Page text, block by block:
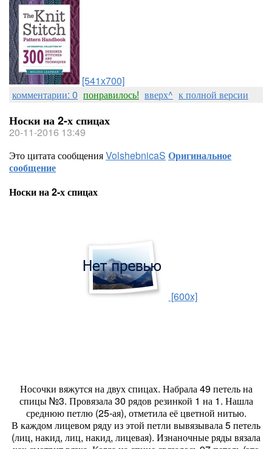
[541x700]
комментарии: 0 понравилось! вверх^ к полной версии
Носки на 2-х спицах
20-11-2016 13:49
Это цитата сообщенияVolshebnicaS Оригинальное
сообщение
Носки на 2-х спицах
[600x]
Носочки вяжутся на двух спицах. Набрала 49 петель на
спицы №3. Провязала 30 рядов резинкой 1 на 1. Нашла
среднюю петлю (25-ая), отметила её цветной нитью.
В каждом лицевом ряду из этой петли вывязывала 5 петель
(лиц, накид, лиц, накид, лицевая). Изнаночные ряды вязала